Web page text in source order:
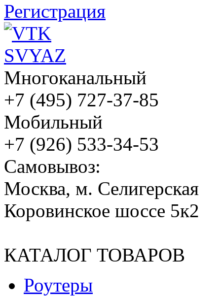
Регистрация
Многоканальный
+7 (495) 727-37-85
Мобильный
+7 (926) 533-34-53
Cамовывоз:
Москва, м. Селигерская
Коровинское шоссе 5к2
КАТАЛОГ ТОВАРОВ
Роутеры